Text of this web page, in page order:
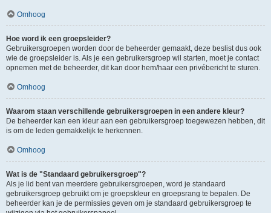
Omhoog
Hoe word ik een groepsleider?
Gebruikersgroepen worden door de beheerder gemaakt, deze beslist dus ook
wie de groepsleider is. Als je een gebruikersgroep wil starten, moet je contact
opnemen met de beheerder, dit kan door hem/haar een privébericht te sturen.
Omhoog
Waarom staan verschillende gebruikersgroepen in een andere kleur?
De beheerder kan een kleur aan een gebruikersgroep toegewezen hebben, dit
is om de leden gemakkelijk te herkennen.
Omhoog
Wat is de "Standaard gebruikersgroep"?
Als je lid bent van meerdere gebruikersgroepen, word je standaard
gebruikersgroep gebruikt om je groepskleur en groepsrang te bepalen. De
beheerder kan je de permissies geven om je standaard gebruikersgroep te